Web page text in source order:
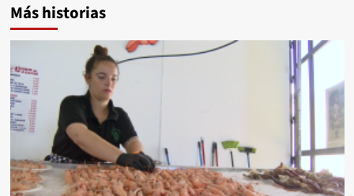
Más historias